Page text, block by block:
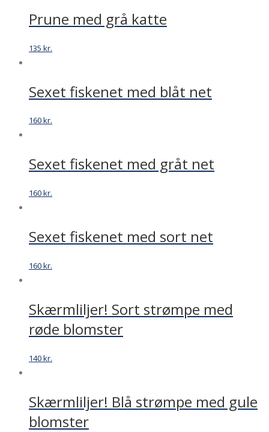
Prune med grå katte
135 kr.
Sexet fiskenet med blåt net
160kr.
Sexet fiskenet med gråt net
160kr.
Sexet fiskenet med sort net
160kr.
Skærmliljer! Sort strømpe med
røde blomster
140kr.
Skærmliljer! Blå strømpe med gule
blomster